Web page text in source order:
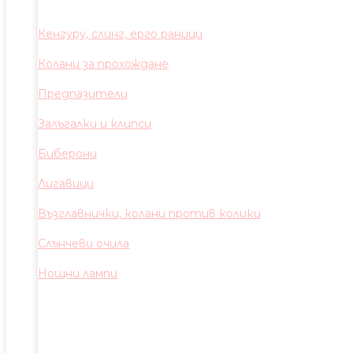
Кенгуру, слинг, ерго раници
Колани за прохождане
Предпазители
Залъгалки и клипси
Биберони
Лигавици
Възглавнички, колани против колики
Слънчеви очила
Нощни лампи